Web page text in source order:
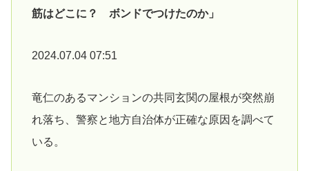
筋はどこに？ ボンドでつけたのか」
2024.07.04 07:51
竜仁のあるマンションの共同玄関の屋根が突然崩
れ落ち、警察と地方自治体が正確な原因を調べて
いる。